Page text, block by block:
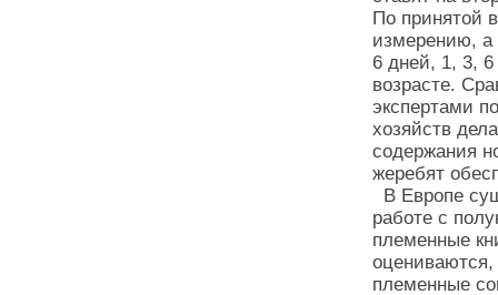
По принятой
измерению, а
6 дней, 1, 3,
возрасте.
экспертами
хозяйств
содержания
жеребят
В Европе
работе с
племенные
оцениваются,
племенные